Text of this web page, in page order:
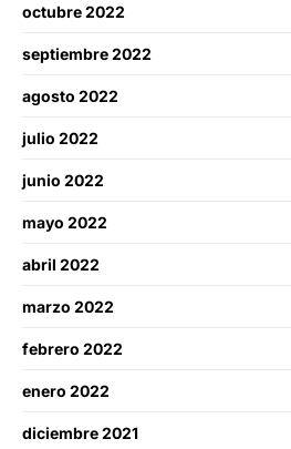
octubre 2022
septiembre 2022
agosto 2022
julio 2022
junio 2022
mayo 2022
abril 2022
marzo 2022
febrero 2022
enero 2022
diciembre 2021